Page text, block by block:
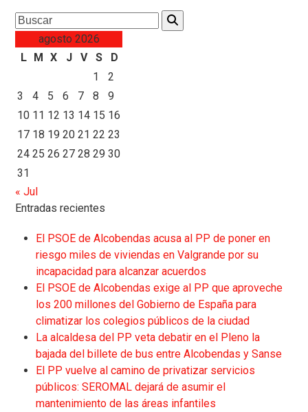
Search
agosto 2026
L M X J V S
D
1
2
3
4 5 6 7 8
9
10 11 12 13 14 15 16
17 18 19 20 21 22 23
24 25 26 27 28 29 30
31
« Jul
Entradas recientes
El PSOE de Alcobendas acusa al PP de poner en
riesgo miles de viviendas en Valgrande por su
incapacidad para alcanzar acuerdos
El PSOE de Alcobendas exige al PP que aproveche
los 200 millones del Gobierno de España para
climatizar los colegios públicos de la ciudad
La alcaldesa del PP veta debatir en el Pleno la
bajada del billete de bus entre Alcobendas y Sanse
El PP vuelve al camino de privatizar servicios
públicos: SEROMAL dejará de asumir el
mantenimiento de las áreas infantiles